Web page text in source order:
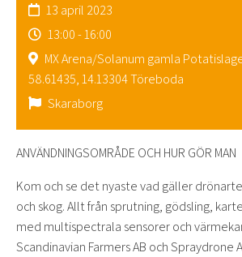
13 april 2023
13:00 - 16:00
MX Arena/Solanum gamla
58.61435, 14.13304 Töreboda
Skaraborg
ANVÄNDNINGSOMRÅDE OCH HUR GÖR MAN
Kom och se det nyaste vad gäller
och skog. Allt från sprutning, gödsling,
med multispectrala sensorer och
Scandinavian Farmers AB och Spraydrone